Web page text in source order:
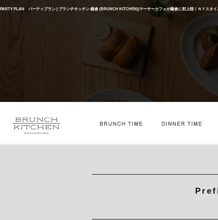
PARTY PLAN パーティプラン | ブランチキッチン 鎌倉 (BRUNCH KITCHEN)|マーサーカフェが鎌倉に初上陸！ＮＹスタイ